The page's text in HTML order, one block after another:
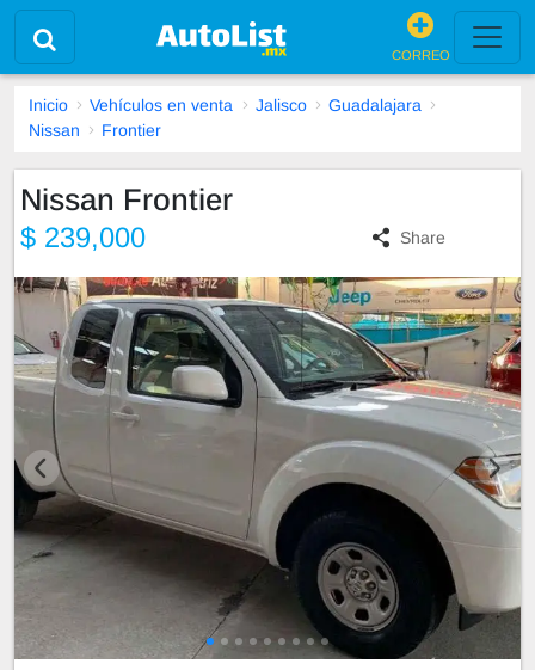
CORREO
Inicio Vehículos en venta Jalisco
Guadalajara
Nissan
Frontier
Nissan Frontier
$ 239,000 Share